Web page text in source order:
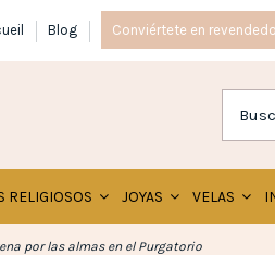
Blog Conviértete en
RELIGIOSOS JOYAS VELAS
por las almas en el Purgatorio